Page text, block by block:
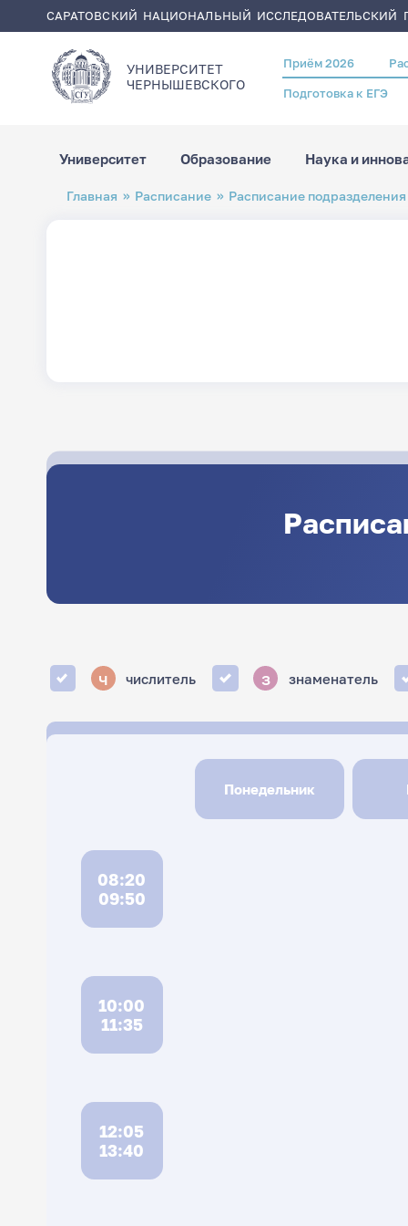
САРАТОВСКИЙ НАЦИОНАЛЬНЫЙ ИССЛЕДОВАТЕЛЬСКИЙ
УНИВЕРСИТЕТ
ЧЕРНЫШЕВСКОГO
Header
menu
Приём 2026
Подготовка к ЕГЭ
Университет Образование Наука и
Строка
навигации
Главная Расписание Расписание подразделения
ч числитель з знаменатель
Понедельник
08:20
09:50
10:00
11:35
12:05
13:40